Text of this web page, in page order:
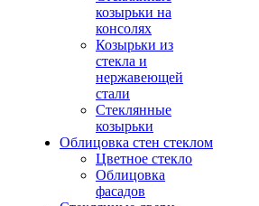
козырьки на
консолях
Козырьки из
стекла и
нержавеющей
стали
Стеклянные
козырьки
Облицовка стен стеклом
Цветное стекло
Облицовка
фасадов